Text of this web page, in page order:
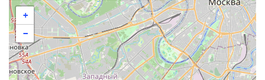
+
−